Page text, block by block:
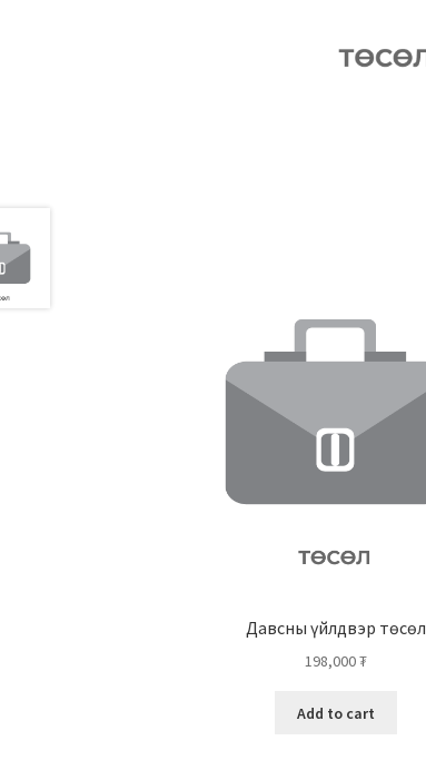
Давсны үйлдвэр төсөл
198,000₮
Add to cart